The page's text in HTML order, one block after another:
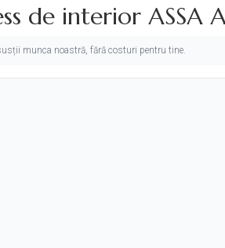
de interior ASSA
munca noastră, fără costuri pentru tine.